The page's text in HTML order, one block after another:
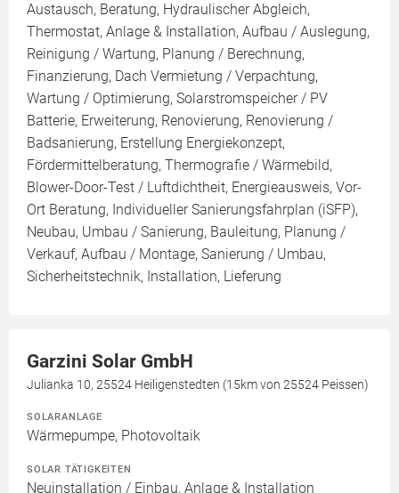
Austausch, Beratung, Hydraulischer Abgleich,
Thermostat, Anlage & Installation, Aufbau / Auslegung,
Reinigung / Wartung, Planung / Berechnung,
Finanzierung, Dach Vermietung / Verpachtung,
Wartung / Optimierung, Solarstromspeicher / PV
Batterie, Erweiterung, Renovierung, Renovierung /
Badsanierung, Erstellung Energiekonzept,
Fördermittelberatung, Thermografie / Wärmebild,
Blower-Door-Test / Luftdichtheit, Energieausweis, Vor-
Ort Beratung, Individueller Sanierungsfahrplan (iSFP),
Neubau, Umbau / Sanierung, Bauleitung, Planung /
Verkauf, Aufbau / Montage, Sanierung / Umbau,
Sicherheitstechnik, Installation, Lieferung
Garzini Solar GmbH
Julianka 10, 25524 Heiligenstedten (15km von 25524 Peissen)
SOLARANLAGE
Wärmepumpe, Photovoltaik
SOLAR TÄTIGKEITEN
Neuinstallation / Einbau, Anlage & Installation